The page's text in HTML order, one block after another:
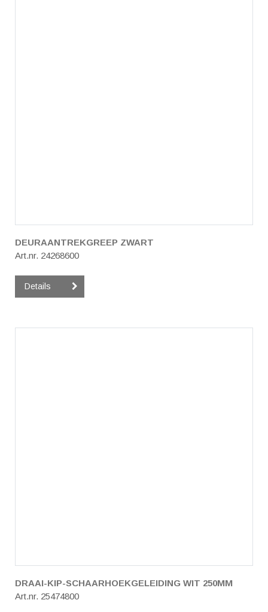
DEURAANTREKGREEP ZWART
Art.nr. 24268600
Details
DRAAI-KIP-SCHAARHOEKGELEIDING WIT 250MM
Art.nr. 25474800